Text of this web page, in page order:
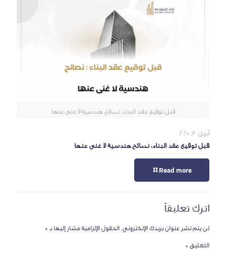
قبل توقيع عقد البناء: نصائح هندسية لا غنى عنها
أبريل 30, 2025
قبل توقيع عقد البناء: نصائح هندسية لا غنى عنها
Read more
اترك تعليقاً
لن يتم نشر عنوان بريدك الإلكتروني. الحقول الإلزامية مشار إليها بـ *
التعليق *